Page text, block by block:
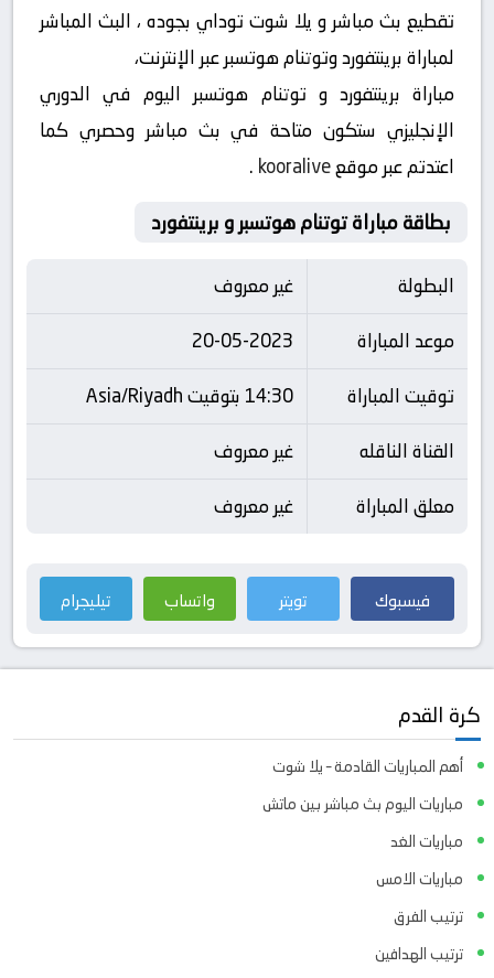
تقطيع بث مباشر و يلا شوت توداي بجوده ، البث المباشر
لمباراة برينتفورد وتوتنام هوتسبر عبر الإنترنت،
مباراة برينتفورد و توتنام هوتسبر اليوم في الدوري
الإنجليزي ستكون متاحة في بث مباشر وحصري كما
اعتدتم عبر موقعkooralive
.
بطاقة مباراة توتنام هوتسبر و برينتفورد
البطولة
غير معروف
موعد المباراة
20-05-2023
توقيت المباراة
14:30 بتوقيت Asia/Riyadh
القناة الناقله
غير معروف
معلق المباراة
غير معروف
فيسبوك تويتر واتساب تيليجرام
كرة القدم
أهم المباريات القادمة – يلا شوت
مباريات اليوم بث مباشر بين ماتش
مباريات الغد
مباريات الامس
ترتيب الفرق
ترتيب الهدافين